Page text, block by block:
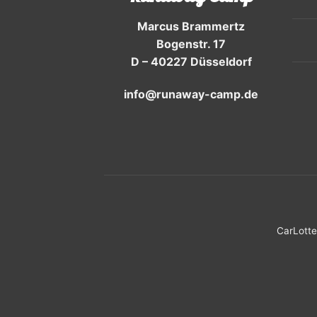
Marcus Brammertz
Bogenstr. 17
D – 40227 Düsseldorf
info@runaway-camp.de